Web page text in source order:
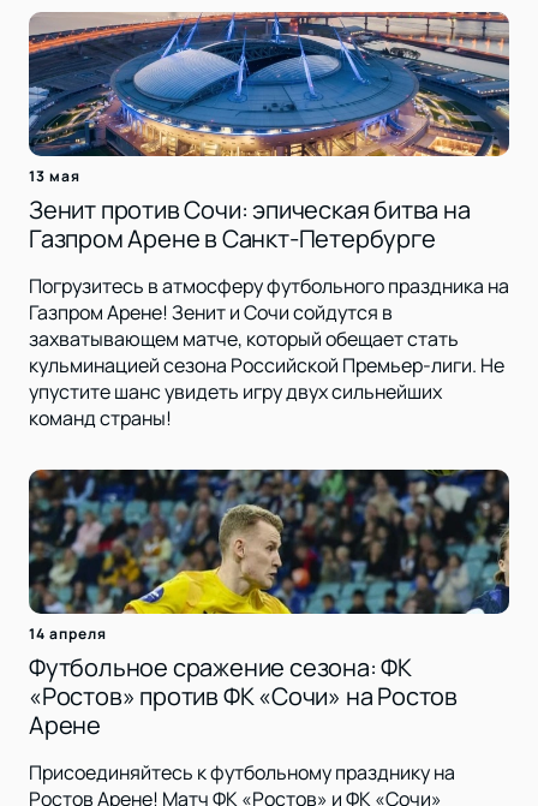
13 мая
Зенит против Сочи: эпическая битва на
Газпром Арене в Санкт-Петербурге
Погрузитесь в атмосферу футбольного праздника на
Газпром Арене! Зенит и Сочи сойдутся в
захватывающем матче, который обещает стать
кульминацией сезона Российской Премьер-лиги. Не
упустите шанс увидеть игру двух сильнейших
команд страны!
14 апреля
Футбольное сражение сезона: ФК
«Ростов» против ФК «Сочи» на Ростов
Арене
Присоединяйтесь к футбольному празднику на
Ростов Арене! Матч ФК «Ростов» и ФК «Сочи»